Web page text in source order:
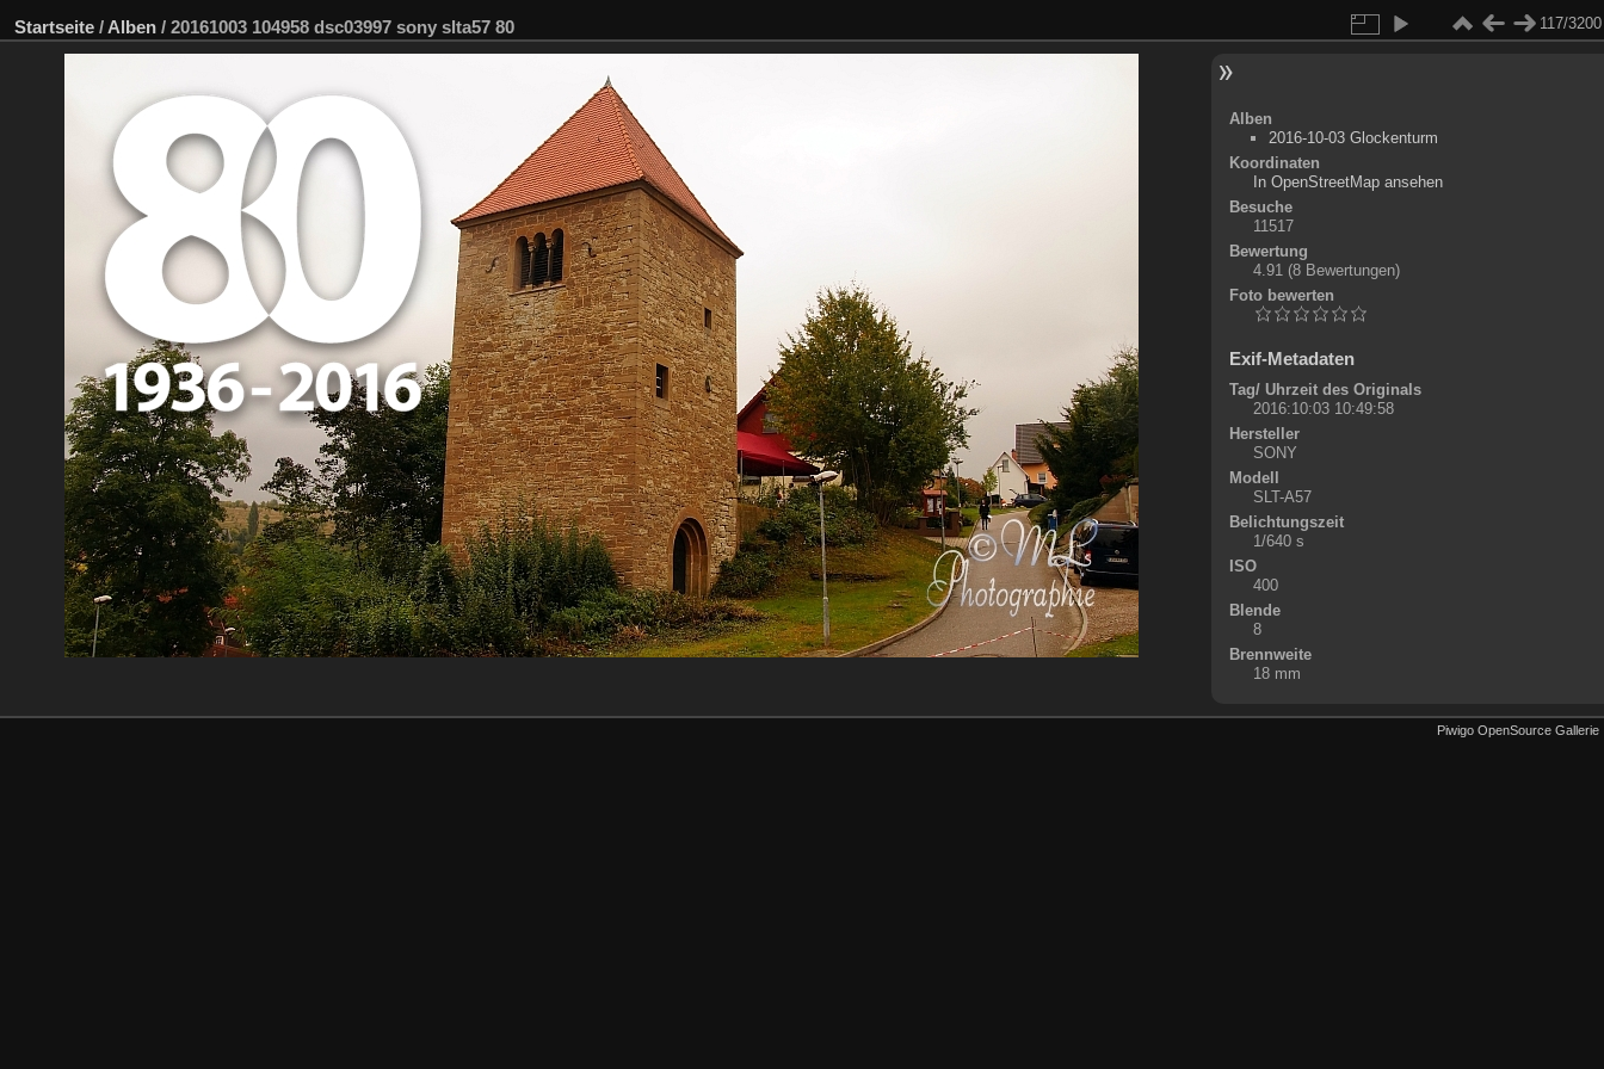
Startseite / Alben / 20161003 104958 dsc03997 sony slta57 80 117/3200
Alben
2016-10-03 Glockenturm
Koordinaten
+
-
In OpenStreetMap ansehen
Besuche
11517
Bewertung
4.91 (8 Bewertungen)
Foto bewerten
Exif-Metadaten
Tag/ Uhrzeit des Originals
2016:10:03 10:49:58
Hersteller
SONY
Modell
SLT-A57
Belichtungszeit
1/640 s
ISO
400
Blende
8
Brennweite
18 mm
Piwigo OpenSource Gallerie